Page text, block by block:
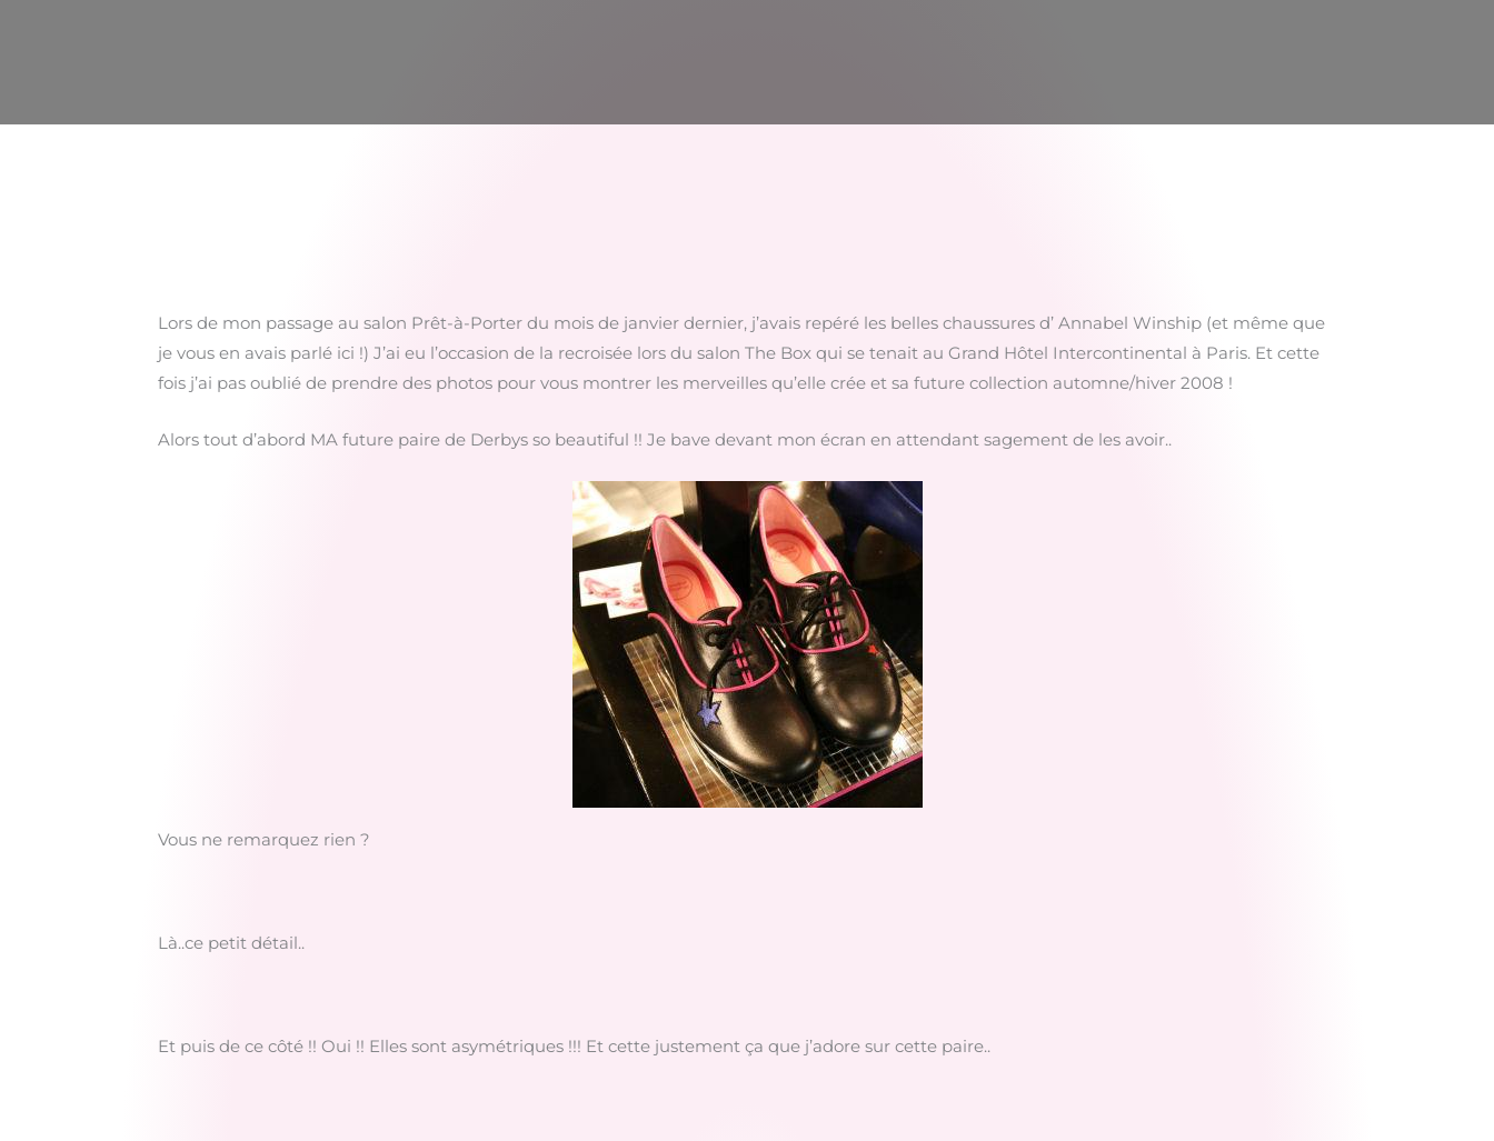
Lors de mon passage au salon Prêt-à-Porter du mois de janvier dernier, j’avais repéré les belles chaussures d’ Annabel Winship (et même que
je vous en avais parlé ici !) J’ai eu l’occasion de la recroisée lors du salon The Box qui se tenait au Grand Hôtel Intercontinental à Paris. Et cette
fois j’ai pas oublié de prendre des photos pour vous montrer les merveilles qu’elle crée et sa future collection automne/hiver 2008 !
Alors tout d’abord MA future paire de Derbys so beautiful !! Je bave devant mon écran en attendant sagement de les avoir..
Vous ne remarquez rien ?
Là..ce petit détail..
Et puis de ce côté !! Oui !! Elles sont asymétriques !!! Et cette justement ça que j’adore sur cette paire..